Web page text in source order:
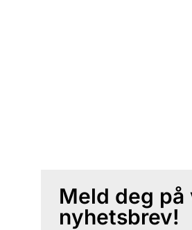
Meld deg på
nyhetsbrev!